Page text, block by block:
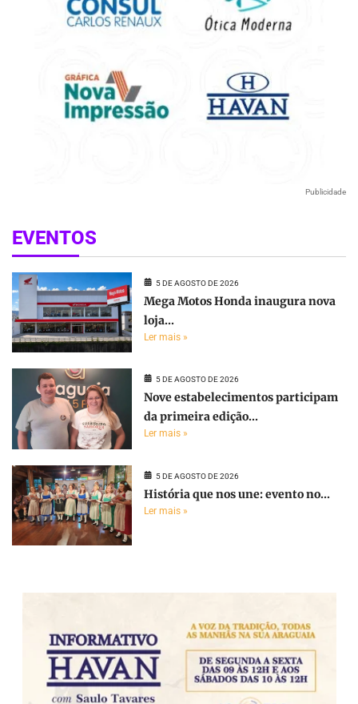
Publicidade
EVENTOS
5 DE AGOSTO DE 2026
Mega Motos Honda inaugura nova
loja...
Ler mais »
5 DE AGOSTO DE 2026
Nove estabelecimentos participam
da primeira edição...
Ler mais »
5 DE AGOSTO DE 2026
História que nos une: evento no...
Ler mais »